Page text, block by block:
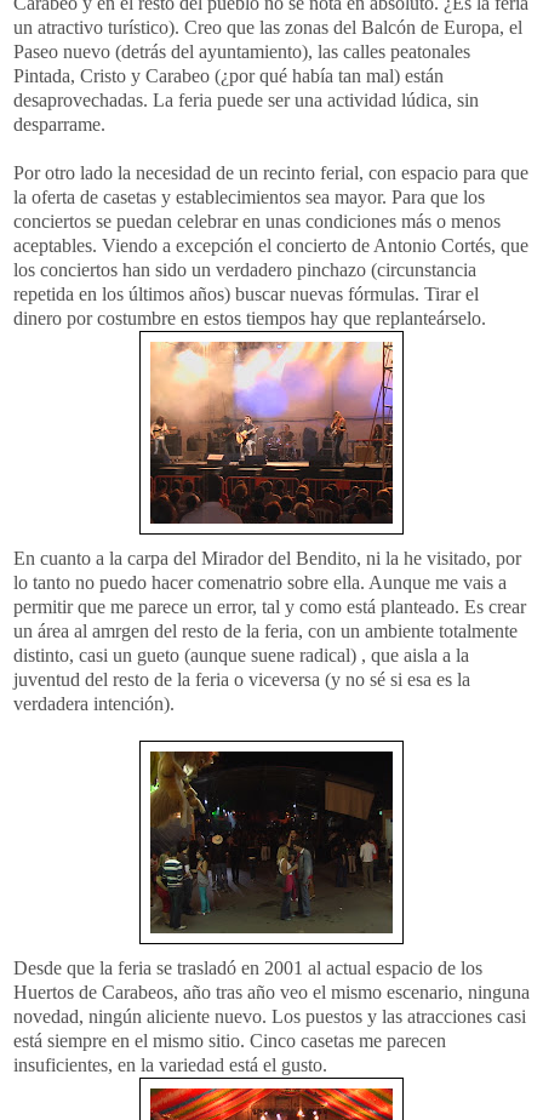
un atractivo turístico). Creo que las zonas del Balcón de Europa, el
Paseo nuevo (detrás del ayuntamiento), las calles peatonales
Pintada, Cristo y Carabeo (¿por qué había tan mal) están
desaprovechadas. La feria puede ser una actividad lúdica, sin
desparrame.
Por otro lado la necesidad de un recinto ferial, con espacio para que
la oferta de casetas y establecimientos sea mayor. Para que los
conciertos se puedan celebrar en unas condiciones más o menos
aceptables. Viendo a excepción el concierto de Antonio Cortés, que
los conciertos han sido un verdadero pinchazo (circunstancia
repetida en los últimos años) buscar nuevas fórmulas. Tirar el
dinero por costumbre en estos tiempos hay que replanteárselo.
En cuanto a la carpa del Mirador del Bendito, ni la he visitado, por
lo tanto no puedo hacercomenatrio sobre ella. Aunque me vais a
permitir que me parece un error, tal y como está planteado. Es crear
un área al amrgen del resto de la feria, con un ambiente totalmente
distinto, casi un gueto (aunque suene radical) , que aisla a la
juventud del resto de la feria o viceversa (y no sé si esa es la
verdadera intención).
Desde que la feria se trasladó en 2001 al actual espacio de los
Huertos de Carabeos, año tras año veo el mismo escenario, ninguna
novedad, ningún aliciente nuevo. Los puestos y las atracciones casi
está siempre en el mismo sitio. Cinco casetas me parecen
insuficientes, en la variedad está el gusto.